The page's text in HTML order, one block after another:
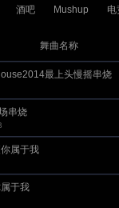
酒吧 Mushup 电
舞曲名称
最上头慢摇串烧
串烧
属于我
于我